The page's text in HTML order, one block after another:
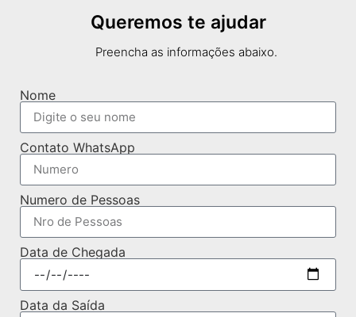
Queremos te ajudar
Preencha as informações abaixo.
Nome
Contato WhatsApp
Numero de Pessoas
Data de Chegada
Data da Saída